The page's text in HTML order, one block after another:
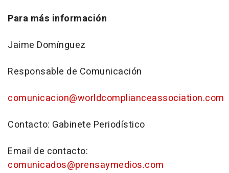
Para más información
Jaime Domínguez
Responsable de Comunicación
comunicacion@worldcomplianceassociation.com
Contacto: Gabinete Periodístico
Email de contacto:
comunicados@prensaymedios.com